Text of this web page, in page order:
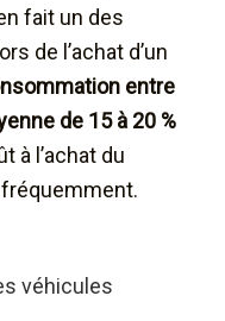
fait un des
de l’achat d’un
entre
de 15 à 20 %
à l’achat du
véhicules